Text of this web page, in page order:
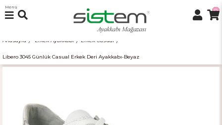
0
Menü
Anasayfa Erkek Ayakkabı Erkek Casual
Libero 3045 Günlük Casual Erkek Deri Ayakkabı-Beyaz